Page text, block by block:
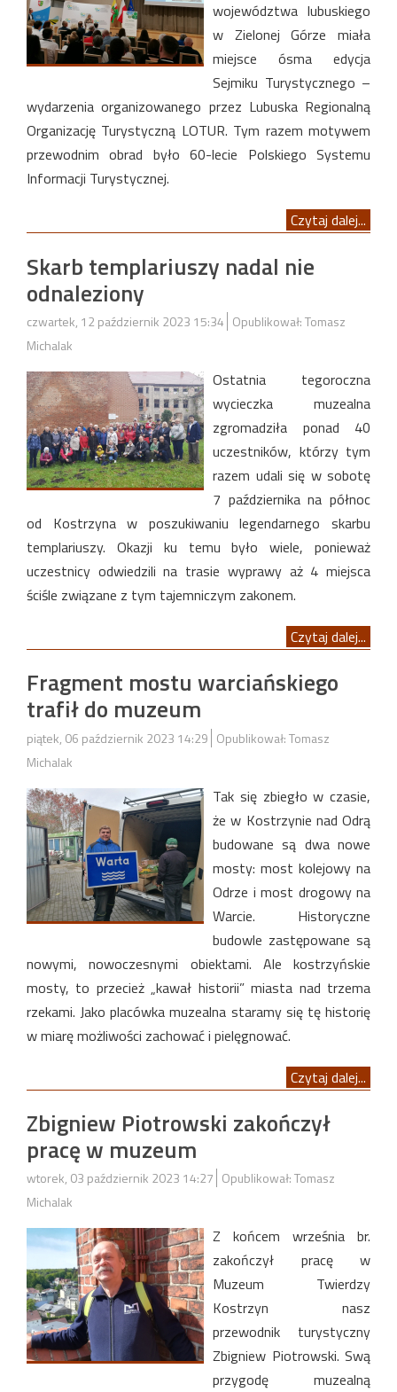
województwa lubuskiego
w Zielonej Górze miała
miejsce ósma edycja
Sejmiku Turystycznego –
wydarzenia organizowanego przez Lubuska Regionalną
Organizację Turystyczną LOTUR. Tym razem motywem
przewodnim obrad było 60-lecie Polskiego Systemu
Informacji Turystycznej.
Czytaj dalej...
Skarb templariuszy nadal nie
odnaleziony
czwartek, 12 październik 2023 15:34 Opublikował: Tomasz
Michalak
Ostatnia tegoroczna
wycieczka muzealna
zgromadziła ponad 40
uczestników, którzy tym
razem udali się w sobotę
7 października na północ
od Kostrzyna w poszukiwaniu legendarnego skarbu
templariuszy. Okazji ku temu było wiele, ponieważ
uczestnicy odwiedzili na trasie wyprawy aż 4 miejsca
ściśle związane z tym tajemniczym zakonem.
Czytaj dalej...
Fragment mostu warciańskiego
trafił do muzeum
piątek, 06 październik 2023 14:29 Opublikował: Tomasz
Michalak
Tak się zbiegło w czasie,
że w Kostrzynie nad Odrą
budowane są dwa nowe
mosty: most kolejowy na
Odrze i most drogowy na
Warcie. Historyczne
budowle zastępowane są
nowymi, nowoczesnymi obiektami. Ale kostrzyńskie
mosty, to przecież „kawał historii” miasta nad trzema
rzekami. Jako placówka muzealna staramy się tę historię
w miarę możliwości zachować i pielęgnować.
Czytaj dalej...
Zbigniew Piotrowski zakończył
pracę w muzeum
wtorek, 03 październik 2023 14:27 Opublikował: Tomasz
Michalak
Z końcem września br.
zakończył pracę w
Muzeum Twierdzy
Kostrzyn nasz
przewodnik turystyczny
Zbigniew Piotrowski. Swą
przygodę muzealną